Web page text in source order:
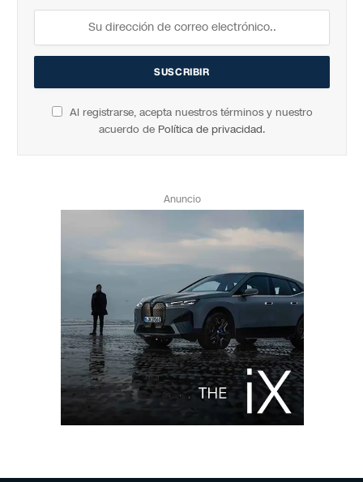
Al registrarse, acepta nuestros términos y nuestro
acuerdo de Política de privacidad.
Anuncio